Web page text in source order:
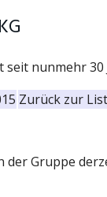
seit nunmehr
Zurück zur
Gruppe